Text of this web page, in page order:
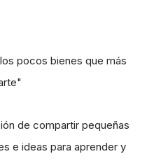
pocos bienes que más
de compartir pequeñas
e ideas para aprender y